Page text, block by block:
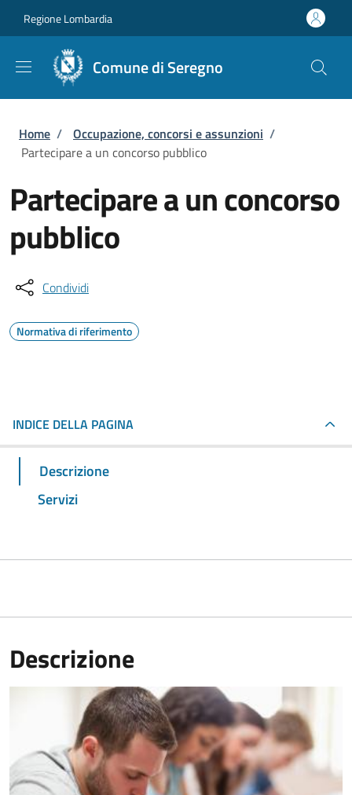
Regione Lombardia
Comune di Seregno
Briciole di pane
Home / Occupazione, concorsi e assunzioni /
Partecipare a un concorso pubblico
Partecipare a un concorso
pubblico
Condividi
Normativa di riferimento
INDICE DELLA PAGINA
Descrizione
Servizi
Descrizione